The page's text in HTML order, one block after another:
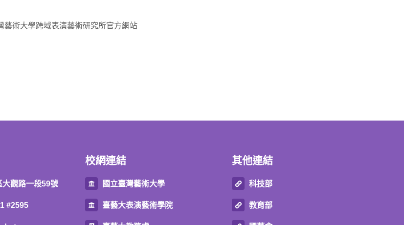
術大學跨域表演藝術研究所官方網站
大觀路一段59號
#2595
校網連結
國立臺灣藝術大學
臺藝大表演藝術學院
其他連結
科技部
教育部